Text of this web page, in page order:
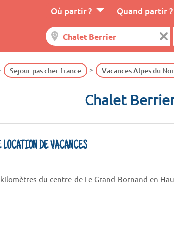
Où partir ? Quand partir ?
Sejour pas cher france Vacances Alpes du
Chalet
LOCATION DE VACANCES
du centre de Le Grand Bornand en